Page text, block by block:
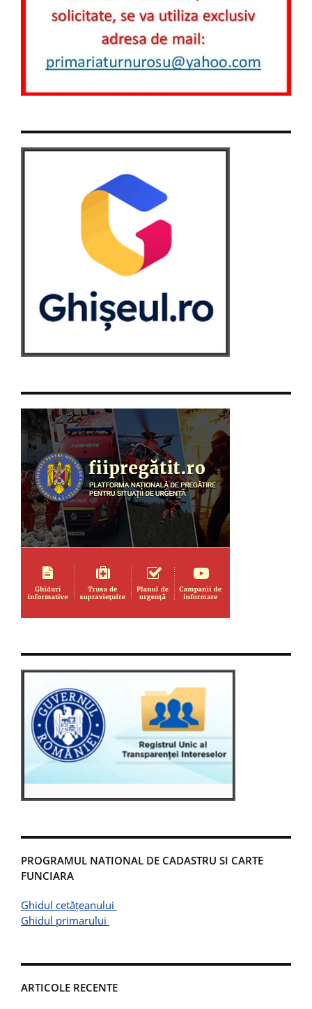
PROGRAMUL NATIONAL DE CADASTRU SI CARTE
FUNCIARA
Ghidul cetățeanului
Ghidul primarului
ARTICOLE RECENTE